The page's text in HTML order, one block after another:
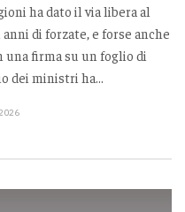
ha dato il via libera al
di forzate, e forse anche
una firma su un foglio di
dei ministri ha...